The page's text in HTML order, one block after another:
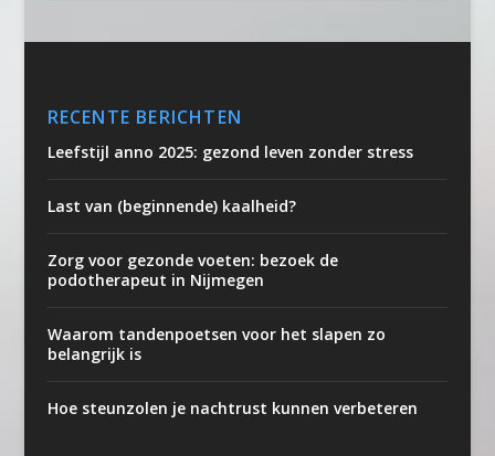
RECENTE BERICHTEN
Leefstijl anno 2025: gezond leven zonder stress
Last van (beginnende) kaalheid?
Zorg voor gezonde voeten: bezoek de
podotherapeut in Nijmegen
Waarom tandenpoetsen voor het slapen zo
belangrijk is
Hoe steunzolen je nachtrust kunnen verbeteren